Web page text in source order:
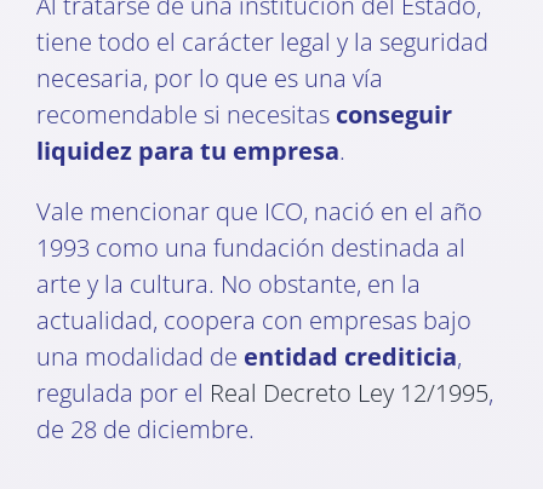
tiene todo el carácter legal y la seguridad
necesaria, por lo que es una vía
recomendable si necesitas conseguir
liquidez para tu empresa.
Vale mencionar que ICO, nació en el año
1993 como una fundación destinada al
arte y la cultura. No obstante, en la
actualidad, coopera con empresas bajo
una modalidad de entidad crediticia,
regulada por el Real Decreto Ley 12/1995,
de 28 de diciembre.